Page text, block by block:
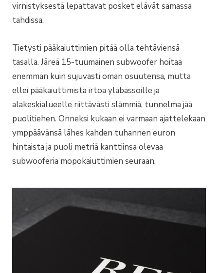
virnistyksestä lepattavat posket elävät samassa
tahdissa.
Tietysti pääkaiuttimien pitää olla tehtäviensä
tasalla. Järeä 15-tuumainen subwoofer hoitaa
enemmän kuin sujuvasti oman osuutensa, mutta
ellei pääkaiuttimista irtoa yläbassoille ja
alakeskialueelle riittävästi slämmiä, tunnelma jää
puolitiehen. Onneksi kukaan ei varmaan ajattelekaan
ymppäävänsä lähes kahden tuhannen euron
hintaista ja puoli metriä kanttiinsa olevaa
subwooferia mopokaiuttimien seuraan.